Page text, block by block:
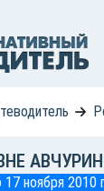
17 ноября 2010